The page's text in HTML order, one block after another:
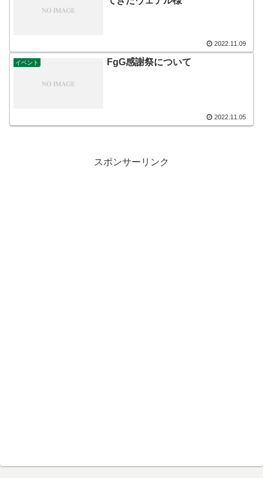
2022.11.09
イベント FgG感謝祭について
2022.11.05
スポンサーリンク